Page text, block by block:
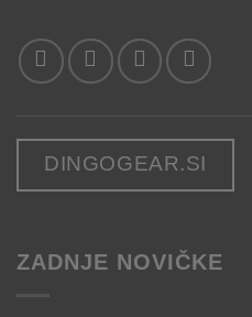
DINGOGEAR.SI
ZADNJE NOVIČKE